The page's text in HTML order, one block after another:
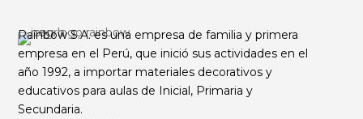
Rainbow S.A. es una empresa de familia y primera
empresa en el Perú, que inició sus actividades en el
año 1992, a importar materiales decorativos y
educativos para aulas de Inicial, Primaria y
Secundaria.